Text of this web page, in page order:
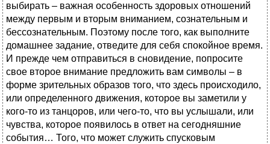
выбирать – важная особенность здоровых отношений
между первым и вторым вниманием, сознательным и
бессознательным. Поэтому после того, как выполните
домашнее задание, отведите для себя спокойное время.
И прежде чем отправиться в сновидение, попросите
свое второе внимание предложить вам символы – в
форме зрительных образов того, что здесь происходило,
или определенного движения, которое вы заметили у
кого-то из танцоров, или чего-то, что вы услышали, или
чувства, которое появилось в ответ на сегодняшние
события… Того, что может служить спусковым